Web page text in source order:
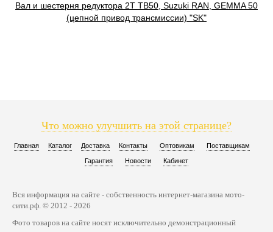
Вал и шестерня редуктора 2T TB50, Suzuki RAN, GEMMA 50
(цепной привод трансмиссии) "SK"
Что можно улучшить на этой странице?
Главная Каталог Доставка Контакты Оптовикам Поставщикам
Гарантия Новости Кабинет
Вся информация на сайте - собственность интернет-магазина мото-
сити.рф. © 2012 - 2026
Фото товаров на сайте носят исключительно демонстрационный